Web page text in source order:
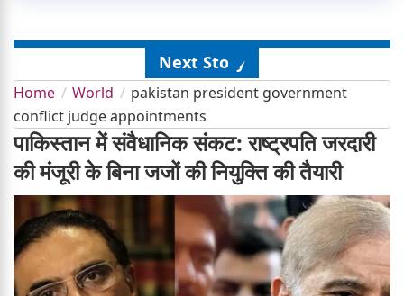
Next Story
Home World
pakistan president government
conflict judge appointments
पाकिस्तान में संवैधानिक संकट: राष्ट्रपति जरदारी
की मंजूरी के बिना जजों की नियुक्ति की तैयारी